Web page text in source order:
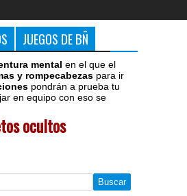
JUEGOS DE BÑ
mental en el que el
y rompecabezas para ir
pondrán a prueba tu
en equipo con eso se
ocultos